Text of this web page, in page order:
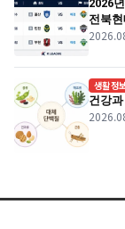
2026
전북
생활정
건강